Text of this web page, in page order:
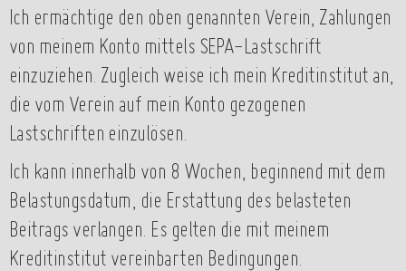
Ich ermächtige den oben genannten Verein, Zahlungen
von meinem Konto mittels SEPA-Lastschrift
einzuziehen. Zugleich weise ich mein Kreditinstitut an,
die vom Verein auf mein Konto gezogenen
Lastschriften einzulösen.
Ich kann innerhalb von 8 Wochen, beginnend mit dem
Belastungsdatum, die Erstattung des belasteten
Beitrags verlangen. Es gelten die mit meinem
Kreditinstitut vereinbarten Bedingungen.